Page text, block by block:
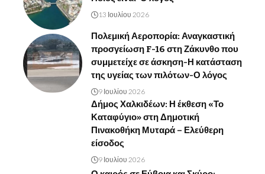
13 Ιουλίου 2026
Πολεμική Αεροπορία: Αναγκαστική
προσγείωση F-16 στη Ζάκυνθο που
συμμετείχε σε άσκηση-Η κατάσταση
της υγείας των πιλότων-Ο λόγος
9 Ιουλίου 2026
Δήμος Χαλκιδέων: Η έκθεση «Το
Καταφύγιο» στη Δημοτική
Πινακοθήκη Μυταρά – Ελεύθερη
είσοδος
9 Ιουλίου 2026